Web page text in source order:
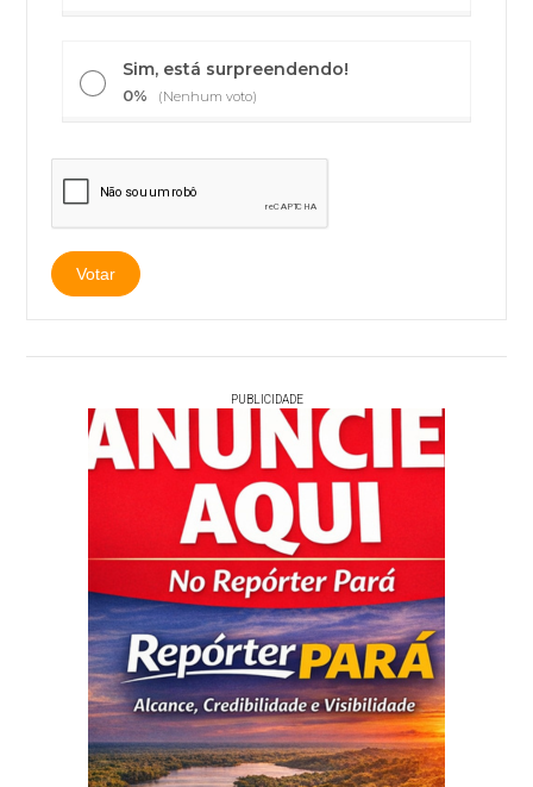
Sim, está surpreendendo!
0% (Nenhum voto)
PUBLICIDADE